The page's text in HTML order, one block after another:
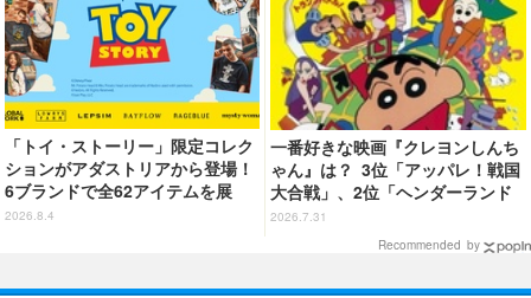
「トイ・ストーリー」限定コレク
ションがアダストリアから登場！
6ブランドで全62アイテムを展
開 店舗で購入するとオリジナル
2026.8.4
一番好きな映画『クレヨンしんち
ゃん』は？ 3位「アッパレ！戦国
大合戦」、2位「ヘンダーランド
の大冒険」、1位は…？【『映画
オラの妖怪バケ～ション』公開記
2026.7.31
Recommended by